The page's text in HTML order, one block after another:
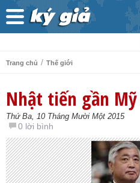
Trang chủ / Thế giới
Nhật tiến gần
Thứ Ba, 10 Tháng Mười Một 2015
0 lời bình